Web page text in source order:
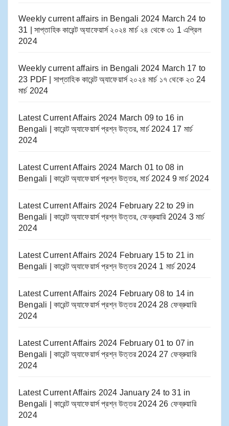
Weekly current affairs in Bengali 2024 March 24 to
31 | সাপ্তাহিক কারেন্ট অ্যাফেয়ার্স ২০২৪ মার্চ ২৪ থেকে ৩১ 1 এপ্রিল
2024
Weekly current affairs in Bengali 2024 March 17 to
23 PDF | সাপ্তাহিক কারেন্ট অ্যাফেয়ার্স ২০২৪ মার্চ ১৭ থেকে ২৩ 24
মার্চ 2024
Latest Current Affairs 2024 March 09 to 16​ in
Bengali | কারেন্ট অ্যাফেয়ার্স প্রশ্ন উত্তর, মার্চ 2024 17 মার্চ
2024
Latest Current Affairs 2024 March 01 to 08​ in
Bengali | কারেন্ট অ্যাফেয়ার্স প্রশ্ন উত্তর, মার্চ 2024 9 মার্চ 2024
Latest Current Affairs 2024 February 22 to 29​ in
Bengali | কারেন্ট অ্যাফেয়ার্স প্রশ্ন উত্তর, ফেব্রুয়ারি 2024 3 মার্চ
2024
Latest Current Affairs 2024 February 15 to 21​ in
Bengali | কারেন্ট অ্যাফেয়ার্স প্রশ্ন উত্তর 2024 1 মার্চ 2024
Latest Current Affairs 2024 February 08 to 14​ in
Bengali | কারেন্ট অ্যাফেয়ার্স প্রশ্ন উত্তর 2024 28 ফেব্রুয়ারি
2024
Latest Current Affairs 2024 February 01 to 07​ in
Bengali | কারেন্ট অ্যাফেয়ার্স প্রশ্ন উত্তর 2024 27 ফেব্রুয়ারি
2024
Latest Current Affairs 2024 January 24 to 31​ in
Bengali | কারেন্ট অ্যাফেয়ার্স প্রশ্ন উত্তর 2024 26 ফেব্রুয়ারি
2024